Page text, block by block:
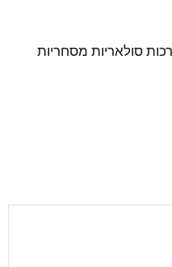
סולאריות מסחריות